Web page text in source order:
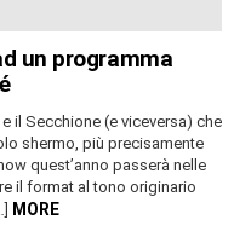
un programma
il Secchione (e viceversa) che
shermo, più precisamente
quest’anno passerà nelle
il format al tono originario
MORE